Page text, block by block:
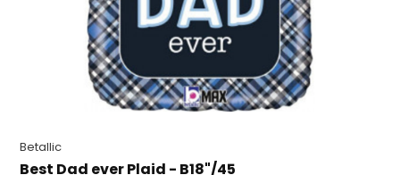
Betallic
Best Dad ever Plaid - B18"/45